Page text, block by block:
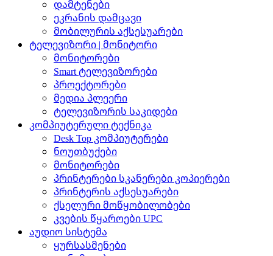
დამტენები
ეკრანის დამცავი
მობილურის აქსესუარები
ტელევიზორი | მონიტორი
მონიტორები
Smart ტელევიზორები
პროექტორები
მედია პლეერი
ტელევიზორის საკიდები
კომპიუტერული ტექნიკა
Desk Top კომპიუტერები
ნოუთბუქები
მონიტორები
პრინტერები სკანერები კოპიერები
პრინტერის აქსესუარები
ქსელური მოწყობილობები
კვების წყაროები UPC
აუდიო სისტემა
ყურსასმენები